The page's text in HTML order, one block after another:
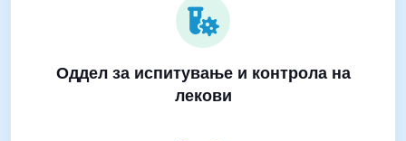
Оддел за испитување и контрола на
лекови